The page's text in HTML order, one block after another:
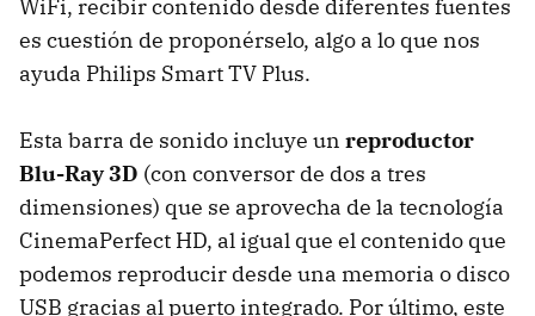
WiFi, recibir contenido desde diferentes fuentes
es cuestión de proponérselo, algo a lo que nos
ayuda Philips Smart TV Plus.
Esta barra de sonido incluye un reproductor
Blu-Ray 3D (con conversor de dos a tres
dimensiones) que se aprovecha de la tecnología
CinemaPerfect HD, al igual que el contenido que
podemos reproducir desde una memoria o disco
USB gracias al puerto integrado. Por último, este